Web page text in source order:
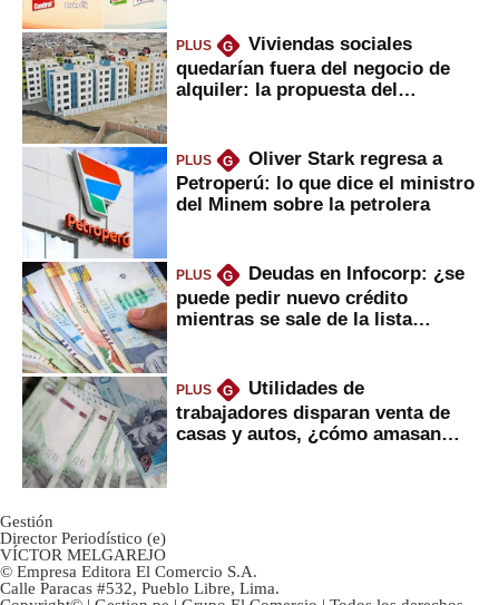
PLUS G
Viviendas sociales
quedarían fuera del negocio de
alquiler: la propuesta del
PLUS G
Oliver Stark regresa a
Petroperú: lo que dice el ministro
del Minem sobre la petrolera
PLUS G
Deudas en Infocorp: ¿se
puede pedir nuevo crédito
mientras se sale de la lista
PLUS G
Utilidades de
trabajadores disparan venta de
casas y autos, ¿cómo amasan
Gestión
Director Periodístico (e)
VÍCTOR MELGAREJO
© Empresa Editora El Comercio S.A.
Calle Paracas #532, Pueblo Libre, Lima.